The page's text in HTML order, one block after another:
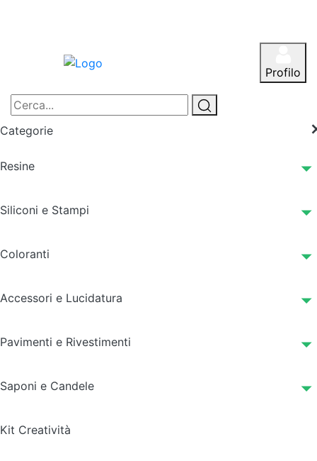
Profilo
Categorie
Resine
Siliconi e Stampi
Coloranti
Accessori e Lucidatura
Pavimenti e Rivestimenti
Saponi e Candele
Kit Creatività